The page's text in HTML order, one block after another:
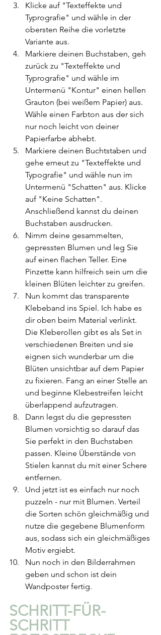
Klicke auf "Texteffekte und
Typrografie" und wähle in der
obersten Reihe die vorletzte
Variante aus.
Markiere deinen Buchstaben, geh
zurück zu "Texteffekte und
Typrografie" und wähle im
Untermenü "Kontur" einen hellen
Grauton (bei weißem Papier) aus.
Wähle einen Farbton aus der sich
nur noch leicht von deiner
Papierfarbe abhebt.
Markiere deinen Buchtstaben und
gehe erneut zu "Texteffekte und
Typografie" und wähle nun im
Untermenü "Schatten" aus. Klicke
auf "Keine Schatten".
Anschließend kannst du deinen
Buchstaben ausdrucken.
Nimm deine gesammelten,
gepressten Blumen und leg Sie
auf einen flachen Teller. Eine
Pinzette kann hilfreich sein um die
kleinen Blüten leichter zu greifen.
Nun kommt das transparente
Klebeband ins Spiel. Ich habe es
dir oben beim Material verlinkt.
Die Kleberollen gibt es als Set in
verschiedenen Breiten und sie
eignen sich wunderbar um die
Blüten unsichtbar auf dem Papier
zu fixieren. Fang an einer Stelle an
und beginne Klebestreifen leicht
überlappend aufzutragen.
Dann legst du die gepressten
Blumen vorsichtig so darauf das
Sie perfekt in den Buchstaben
passen. Kleine Überstände von
Stielen kannst du mit einer Schere
entfernen.
Und jetzt ist es einfach nur noch
puzzeln - nur mit Blumen. Verteil
die Sorten schön gleichmäßig und
nutze die gegebene Blumenform
aus, sodass sich ein gleichmäßiges
Motiv ergiebt.
Nun noch in den Bilderrahmen
geben und schon ist dein
Wandposter fertig.
SCHRITT-FÜR-
SCHRITT